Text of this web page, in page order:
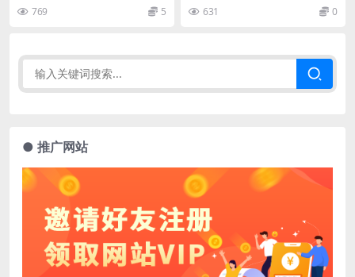
769 5 631 0
● 推广网站